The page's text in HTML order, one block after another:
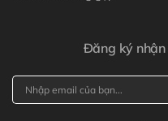
Đăng ký